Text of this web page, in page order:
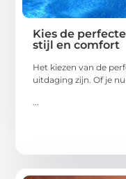
Kies de
stijl en comfort
Het kiezen van de
uitdaging zijn. Of je nu
...